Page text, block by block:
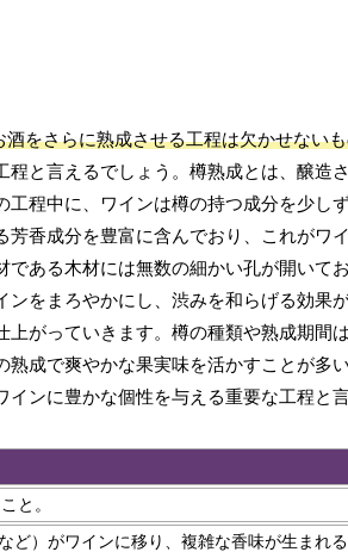
をさらに熟成させる工程は欠かせない
と言えるでしょう。樽熟成とは、醸造
程中に、ワインは樽の持つ成分を少し
香成分を豊富に含んでおり、これがワ
である木材には無数の細かい孔が開いて
をまろやかにし、渋みを和らげる効果
がっていきます。樽の種類や熟成期間
成で爽やかな果実味を活かすことが多
ンに豊かな個性を与える重要な工程と
と。
）がワインに移り、複雑な香味が生まれる